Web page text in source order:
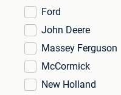
Ford
John Deere
Massey Ferguson
McCormick
New Holland